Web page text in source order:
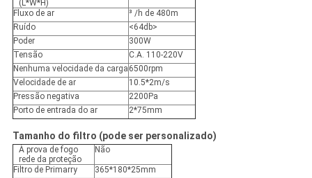
(L*W*H)
Fluxo de ar
³ /h de 480m
Ruído
<64db>
Poder
300W
Tensão
C.A. 110-220V
Nenhuma velocidade da carga 6500rpm
Velocidade de ar
10.5*2m/s
Pressão negativa
2200Pa
Porto de entrada do ar
2*75mm
Tamanho do filtro (pode ser personalizado)
À prova de fogo
rede da proteção
Não
Filtro de Primarry
365*180*25mm